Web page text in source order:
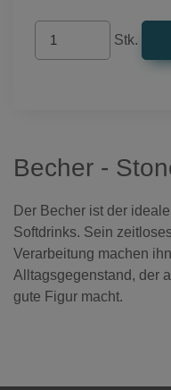
Stk.
Becher -
Der Becher ist der
Softdrinks. Sein
Verarbeitung machen
Alltagsgegenstand, der
gute Figur macht.